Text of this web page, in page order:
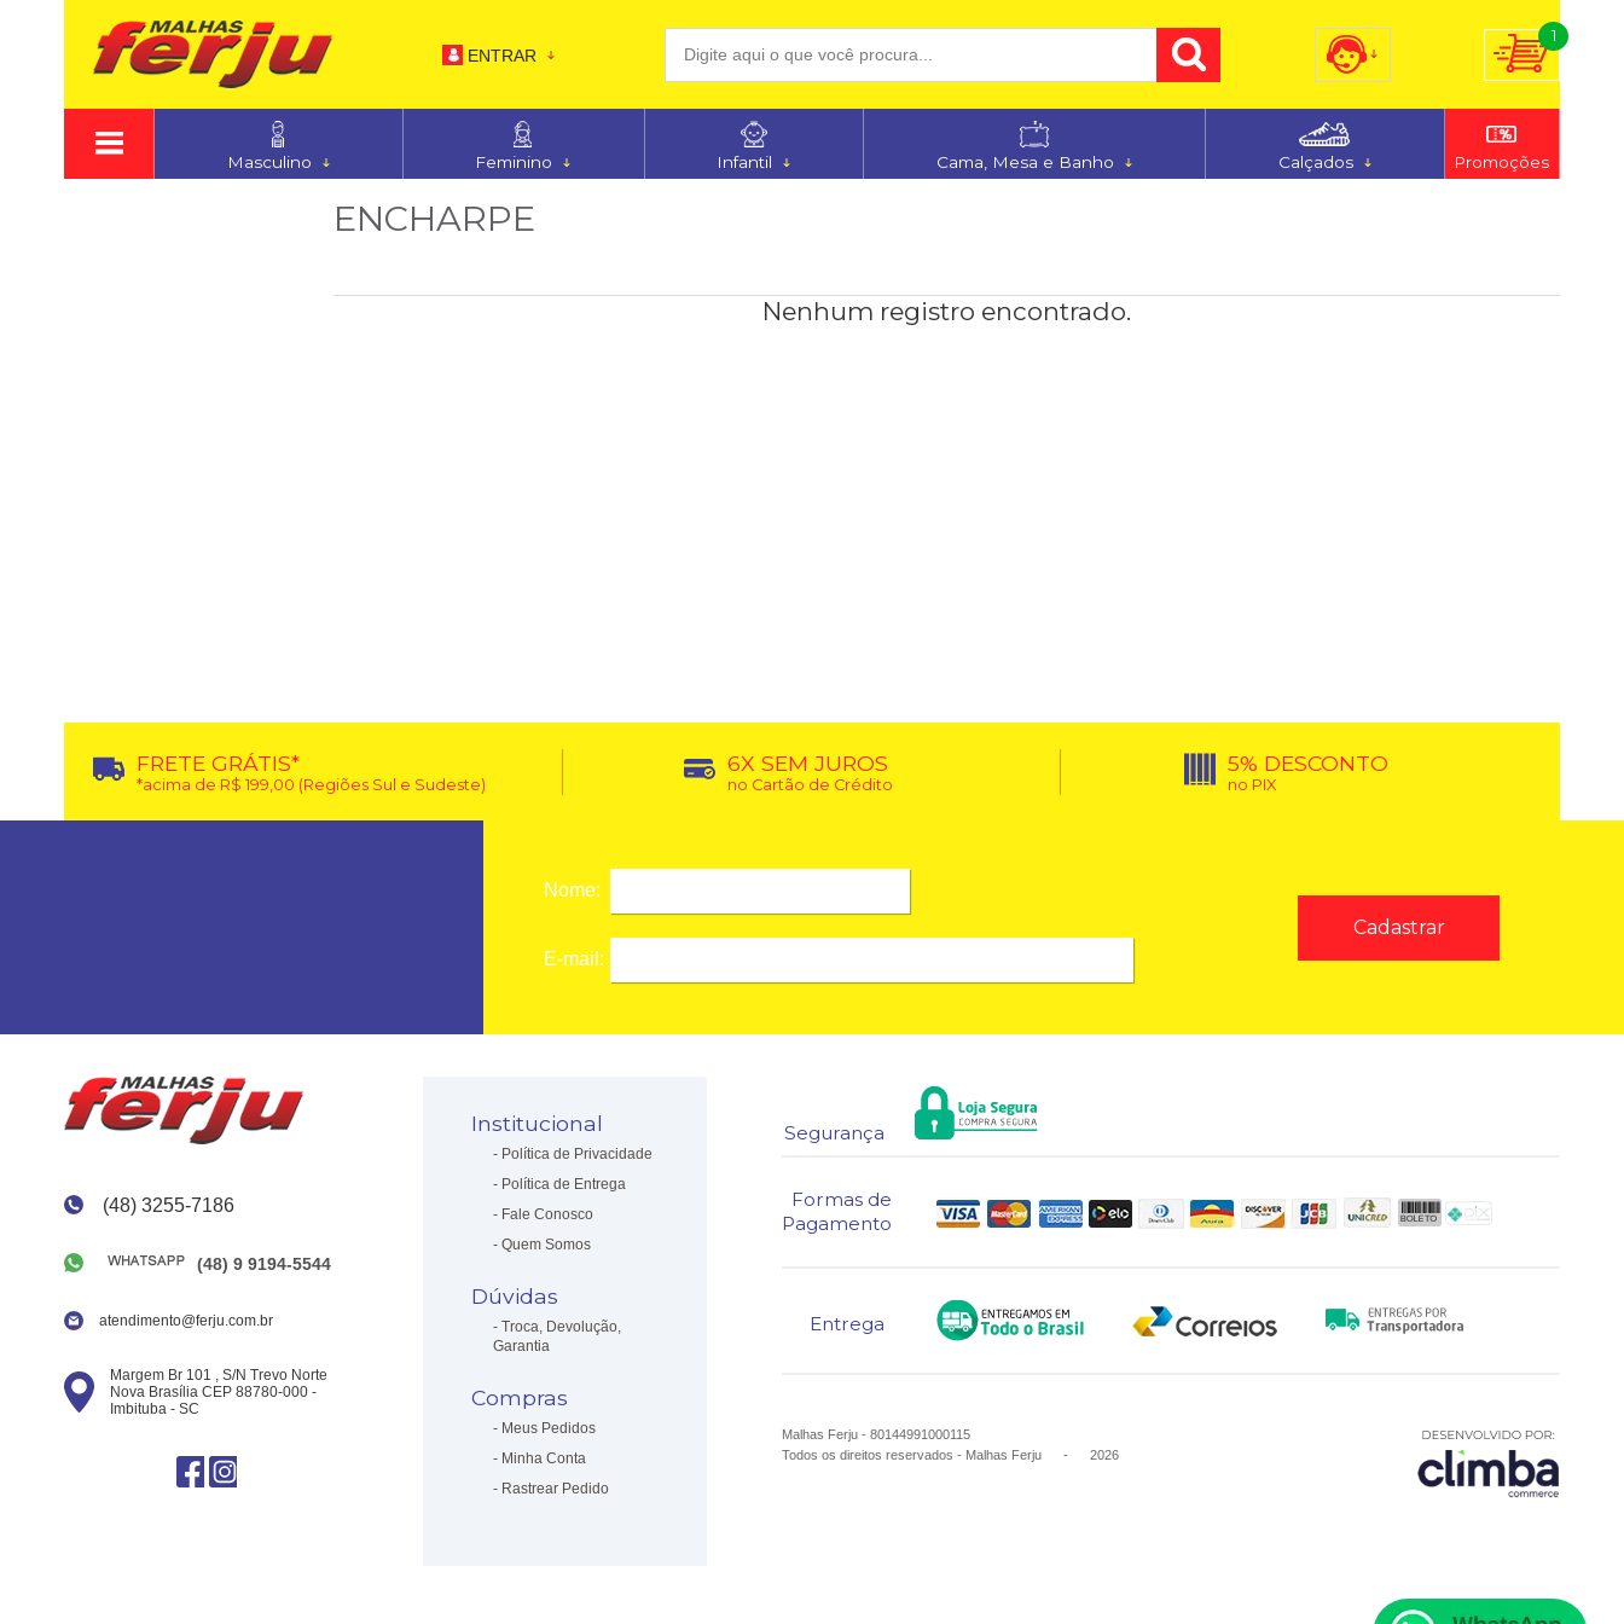
ENTRAR
(48) 3255-7186
1
Masculino Feminino Infantil Cama, Mesa e Banho Calçados Promoções
ENCHARPE
Nenhum registro encontrado.
FRETE GRÁTIS*
*acima de R$ 199,00 (Regiões Sul e Sudeste)
6X SEM JUROS
no Cartão de Crédito
5% DESCONTO
no PIX
Nome:
E-mail:
(48) 3255-7186
(48) 9 9194-5544
atendimento@ferju.com.br
Margem Br 101 , S/N Trevo Norte
Nova Brasília CEP 88780-000 -
Imbituba - SC
Institucional
Política de Privacidade
Política de Entrega
Fale Conosco
Quem Somos
Dúvidas
Troca, Devolução,
Garantia
Compras
Meus Pedidos
Minha Conta
Rastrear Pedido
Segurança
Formas de
Pagamento
Entrega
Malhas Ferju - 80144991000115
Todos os direitos reservados- Malhas Ferju - 2026